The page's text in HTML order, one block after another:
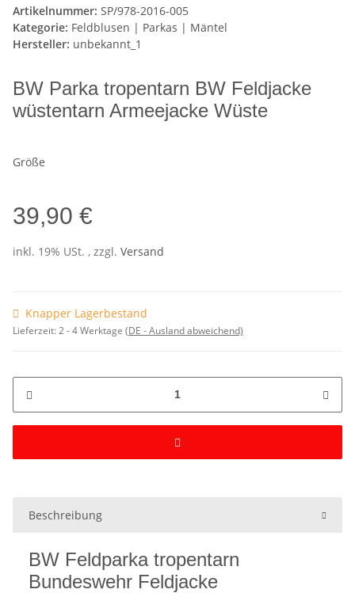
Artikelnummer: SP/978-2016-005
Kategorie: Feldblusen | Parkas | Mäntel
Hersteller: unbekannt_1
BW Parka tropentarn BW Feldjacke
wüstentarn Armeejacke Wüste
Größe
39,90 €
inkl. 19% USt. , zzgl. Versand
Knapper Lagerbestand
Lieferzeit:2 - 4 Werktage (DE - Ausland abweichend)
Beschreibung
BW Feldparka tropentarn
Bundeswehr Feldjacke